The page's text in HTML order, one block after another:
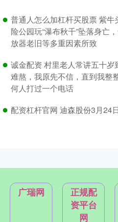
普通人怎么加杠杆买股票 紫牛
险公园玩“瀑布秋千”坠落身亡
放器老旧等多重因素所致
诚金配资 村里老人常讲五十岁
难熬，我原先不信，直到我整
何人打过一个电话
配资杠杆官网 迪森股份3月24
广瑞网
正规配
资平台
网